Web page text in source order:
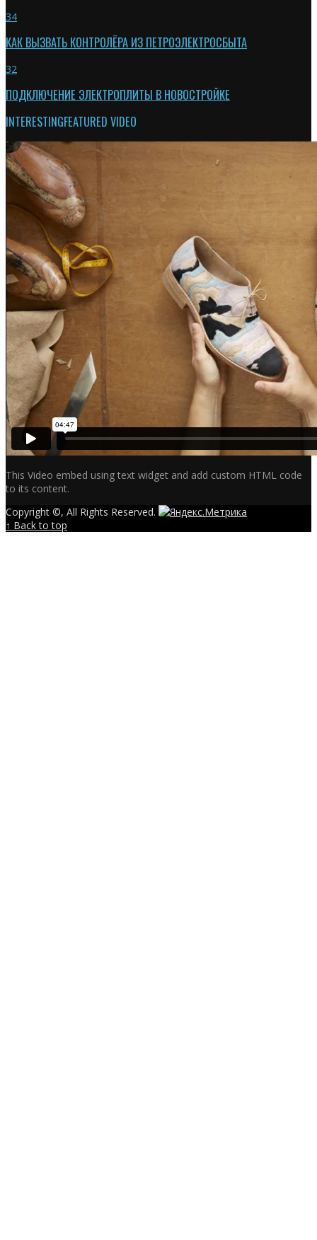
34
КАК ВЫЗВАТЬ КОНТРОЛЁРА ИЗ ПЕТРОЭЛЕКТРОСБЫТА
32
ПОДКЛЮЧЕНИЕ ЭЛЕКТРОПЛИТЫ В НОВОСТРОЙКЕ
INTERESTINGFEATURED VIDEO
This Video embed using text widget and add custom HTML code
to its content.
Copyright ©, All Rights Reserved.
↑ Back to top